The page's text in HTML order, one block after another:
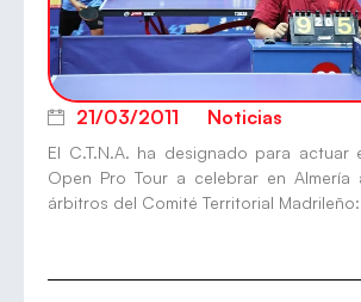
21/03/2011 Noticias
El C.T.N.A. ha designado para actuar
Open Pro Tour a celebrar en Almería
árbitros del Comité Territorial Madrileño: